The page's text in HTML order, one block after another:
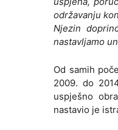
održavanju
Njezin
nastavljamo
Od samih
2009. do
uspješno
nastavio je